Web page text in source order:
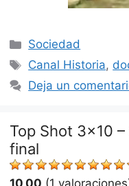
Categorías
Sociedad
Etiquetas
Canal Historia,
Deja un
Top Shot 3×10
final